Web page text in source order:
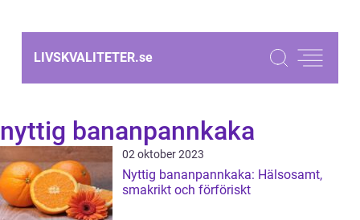
LIVSKVALITETER.se
nyttig bananpannkaka
02 oktober 2023
Nyttig bananpannkaka: Hälsosamt,
smakrikt och förföriskt